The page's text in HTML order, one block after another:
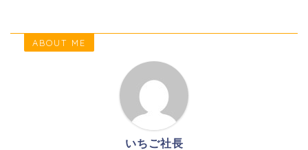
ABOUT ME
いちご社長